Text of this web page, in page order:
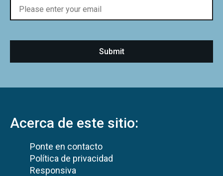
Acerca de este sitio:
Ponte en contacto
Política de privacidad
Responsiva